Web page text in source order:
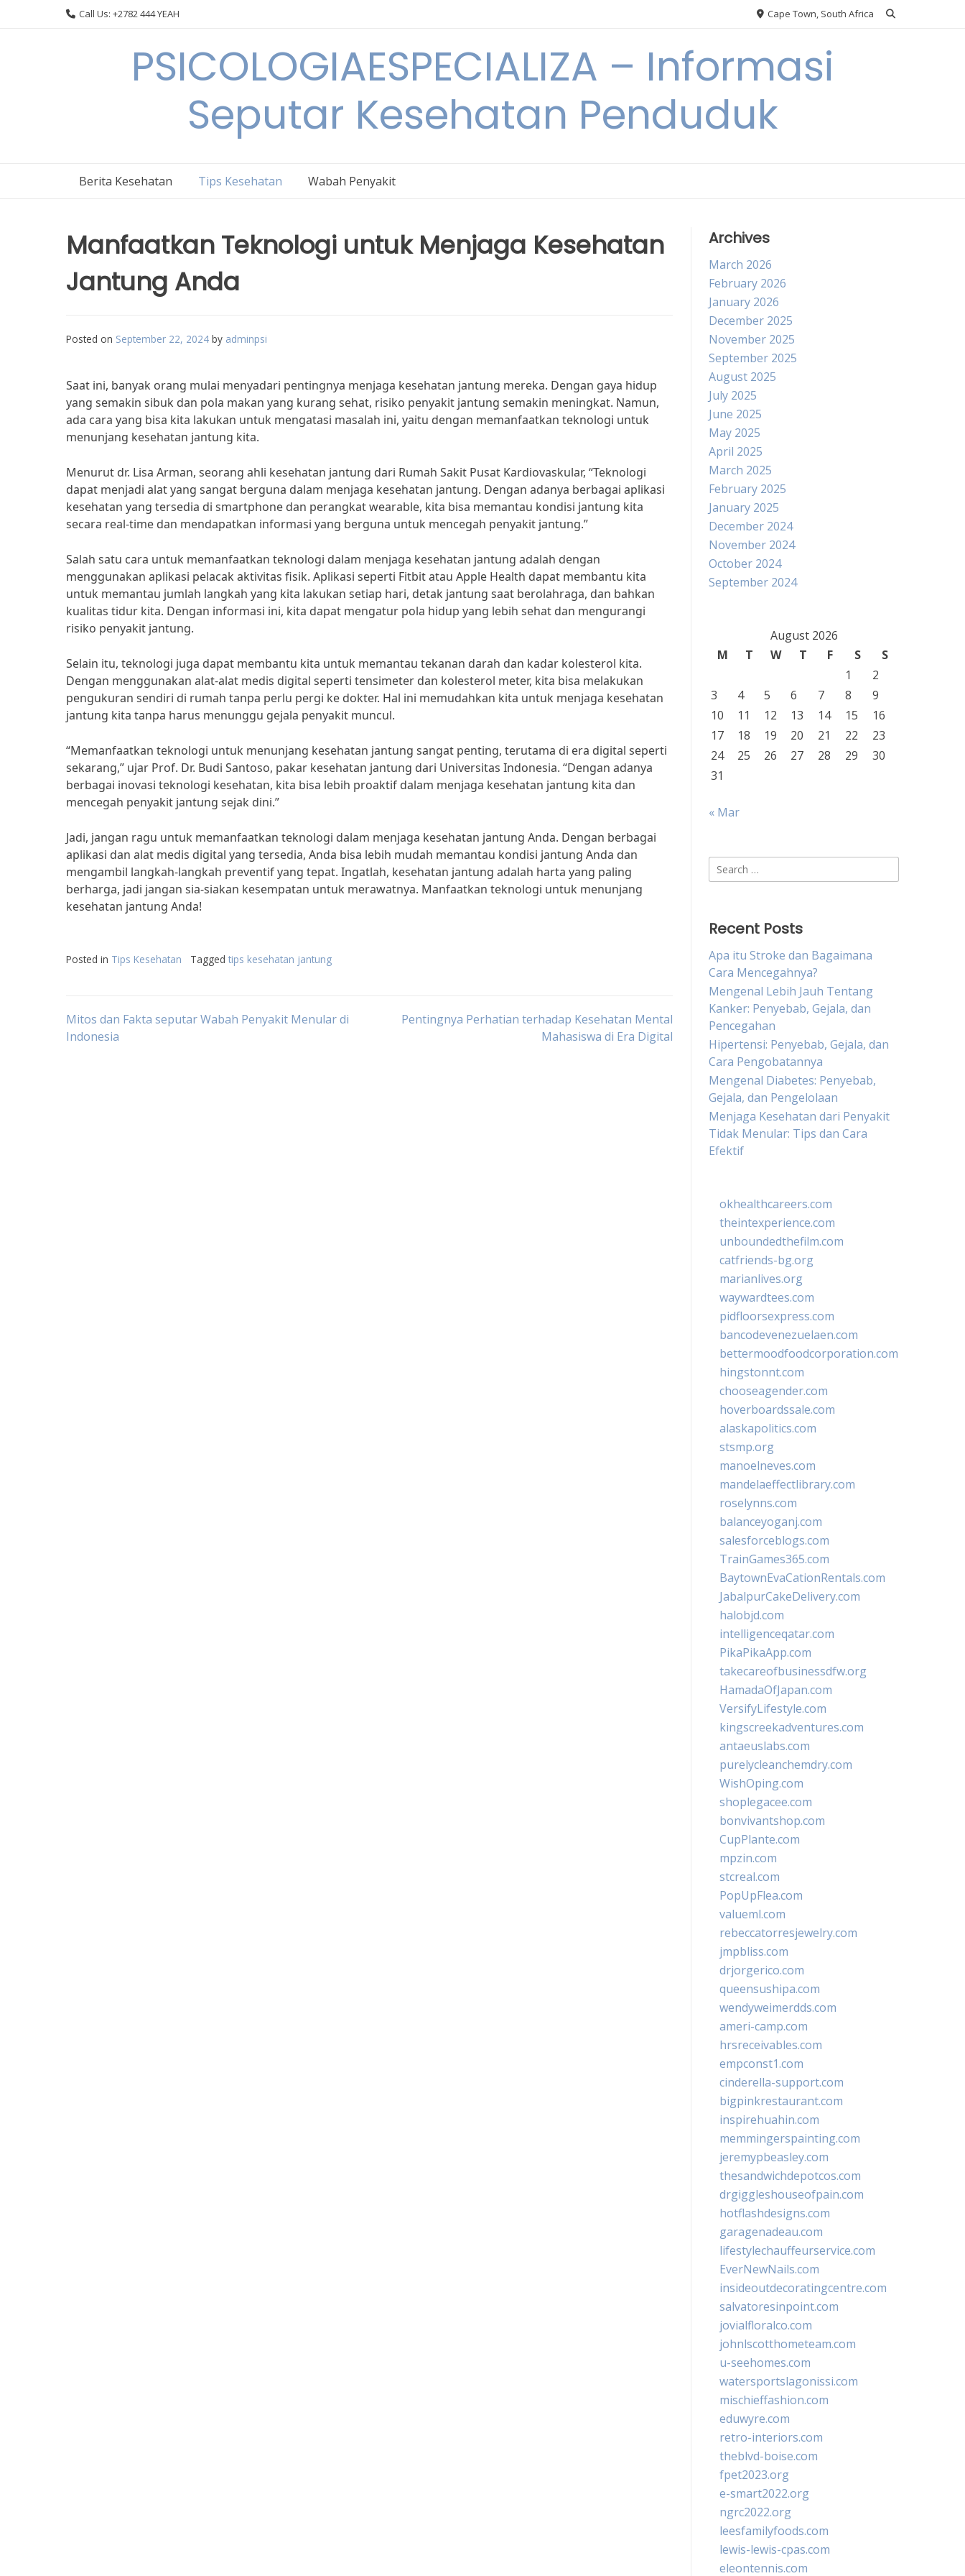
Call Us: +2782 444 YEAH Cape Town, South Africa
PSICOLOGIAESPECIALIZA – Informasi
Seputar Kesehatan Penduduk
Berita Kesehatan Tips Kesehatan Wabah Penyakit
Manfaatkan Teknologi untuk Menjaga Kesehatan
Jantung Anda
Posted on September 22, 2024 by adminpsi
Saat ini, banyak orang mulai menyadari pentingnya menjaga kesehatan jantung mereka. Dengan gaya hidup
yang semakin sibuk dan pola makan yang kurang sehat, risiko penyakit jantung semakin meningkat. Namun,
ada cara yang bisa kita lakukan untuk mengatasi masalah ini, yaitu dengan memanfaatkan teknologi untuk
menunjang kesehatan jantung kita.
Menurut dr. Lisa Arman, seorang ahli kesehatan jantung dari Rumah Sakit Pusat Kardiovaskular, “Teknologi
dapat menjadi alat yang sangat berguna dalam menjaga kesehatan jantung. Dengan adanya berbagai aplikasi
kesehatan yang tersedia di smartphone dan perangkat wearable, kita bisa memantau kondisi jantung kita
secara real-time dan mendapatkan informasi yang berguna untuk mencegah penyakit jantung.”
Salah satu cara untuk memanfaatkan teknologi dalam menjaga kesehatan jantung adalah dengan
menggunakan aplikasi pelacak aktivitas fisik. Aplikasi seperti Fitbit atau Apple Health dapat membantu kita
untuk memantau jumlah langkah yang kita lakukan setiap hari, detak jantung saat berolahraga, dan bahkan
kualitas tidur kita. Dengan informasi ini, kita dapat mengatur pola hidup yang lebih sehat dan mengurangi
risiko penyakit jantung.
Selain itu, teknologi juga dapat membantu kita untuk memantau tekanan darah dan kadar kolesterol kita.
Dengan menggunakan alat-alat medis digital seperti tensimeter dan kolesterol meter, kita bisa melakukan
pengukuran sendiri di rumah tanpa perlu pergi ke dokter. Hal ini memudahkan kita untuk menjaga kesehatan
jantung kita tanpa harus menunggu gejala penyakit muncul.
“Memanfaatkan teknologi untuk menunjang kesehatan jantung sangat penting, terutama di era digital seperti
sekarang,” ujar Prof. Dr. Budi Santoso, pakar kesehatan jantung dari Universitas Indonesia. “Dengan adanya
berbagai inovasi teknologi kesehatan, kita bisa lebih proaktif dalam menjaga kesehatan jantung kita dan
mencegah penyakit jantung sejak dini.”
Jadi, jangan ragu untuk memanfaatkan teknologi dalam menjaga kesehatan jantung Anda. Dengan berbagai
aplikasi dan alat medis digital yang tersedia, Anda bisa lebih mudah memantau kondisi jantung Anda dan
mengambil langkah-langkah preventif yang tepat. Ingatlah, kesehatan jantung adalah harta yang paling
berharga, jadi jangan sia-siakan kesempatan untuk merawatnya. Manfaatkan teknologi untuk menunjang
kesehatan jantung Anda!
Posted in Tips Kesehatan Tagged tips kesehatan jantung
Post
Mitos dan Fakta seputar Wabah Penyakit Menular di
Indonesia
Pentingnya Perhatian terhadap Kesehatan Mental
Mahasiswa di Era Digital
Archives
March 2026
February 2026
January 2026
December 2025
November 2025
September 2025
August 2025
July 2025
June 2025
May 2025
April 2025
March 2025
February 2025
January 2025
December 2024
November 2024
October 2024
September 2024
August 2026
M
T W T F S
S
1
2
3
4 5 6 7 8
9
10
11 12 13 14 15
16
17
18 19 20 21 22
23
24
25 26 27 28 29
30
31
« Mar
Search
for:
Recent Posts
Apa itu Stroke dan Bagaimana
Cara Mencegahnya?
Mengenal Lebih Jauh Tentang
Kanker: Penyebab, Gejala, dan
Pencegahan
Hipertensi: Penyebab, Gejala, dan
Cara Pengobatannya
Mengenal Diabetes: Penyebab,
Gejala, dan Pengelolaan
Menjaga Kesehatan dari Penyakit
Tidak Menular: Tips dan Cara
Efektif
okhealthcareers.com
theintexperience.com
unboundedthefilm.com
catfriends-bg.org
marianlives.org
waywardtees.com
pidfloorsexpress.com
bancodevenezuelaen.com
bettermoodfoodcorporation.com
hingstonnt.com
chooseagender.com
hoverboardssale.com
alaskapolitics.com
stsmp.org
manoelneves.com
mandelaeffectlibrary.com
roselynns.com
balanceyoganj.com
salesforceblogs.com
TrainGames365.com
BaytownEvaCationRentals.com
JabalpurCakeDelivery.com
halobjd.com
intelligenceqatar.com
PikaPikaApp.com
takecareofbusinessdfw.org
HamadaOfJapan.com
VersifyLifestyle.com
kingscreekadventures.com
antaeuslabs.com
purelycleanchemdry.com
WishOping.com
shoplegacee.com
bonvivantshop.com
CupPlante.com
mpzin.com
stcreal.com
PopUpFlea.com
valueml.com
rebeccatorresjewelry.com
jmpbliss.com
drjorgerico.com
queensushipa.com
wendyweimerdds.com
ameri-camp.com
hrsreceivables.com
empconst1.com
cinderella-support.com
bigpinkrestaurant.com
inspirehuahin.com
memmingerspainting.com
jeremypbeasley.com
thesandwichdepotcos.com
drgiggleshouseofpain.com
hotflashdesigns.com
garagenadeau.com
lifestylechauffeurservice.com
EverNewNails.com
insideoutdecoratingcentre.com
salvatoresinpoint.com
jovialfloralco.com
johnlscotthometeam.com
u-seehomes.com
watersportslagonissi.com
mischieffashion.com
eduwyre.com
retro-interiors.com
theblvd-boise.com
fpet2023.org
e-smart2022.org
ngrc2022.org
leesfamilyfoods.com
lewis-lewis-cpas.com
eleontennis.com